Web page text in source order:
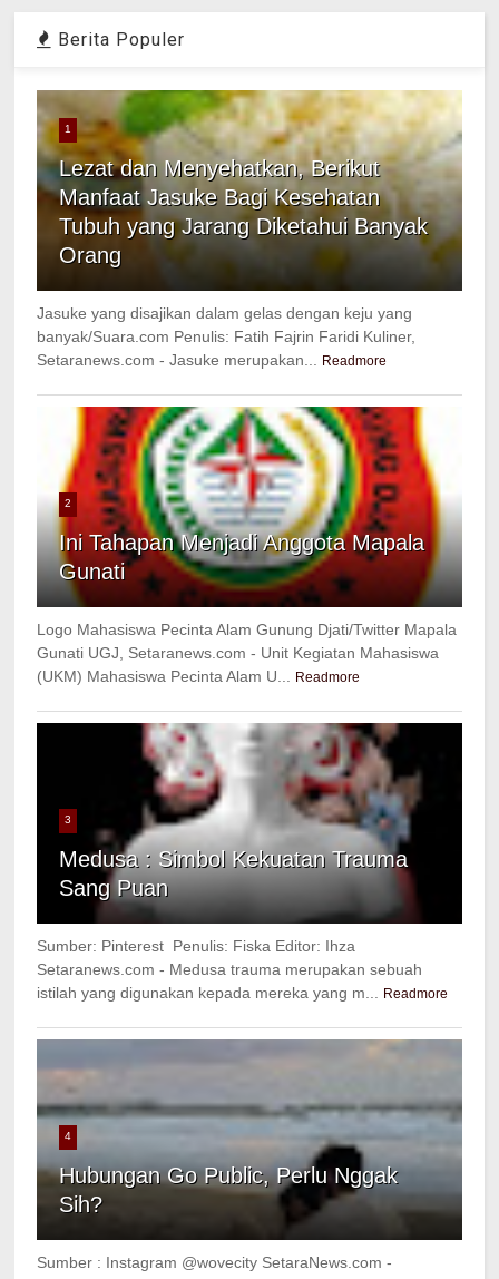
Berita Populer
1
Lezat dan Menyehatkan, Berikut
Manfaat Jasuke Bagi Kesehatan
Tubuh yang Jarang Diketahui Banyak
Orang
Jasuke yang disajikan dalam gelas dengan keju yang
banyak/Suara.com Penulis: Fatih Fajrin Faridi Kuliner,
Setaranews.com - Jasuke merupakan...
Readmore
2
Ini Tahapan Menjadi Anggota Mapala
Gunati
Logo Mahasiswa Pecinta Alam Gunung Djati/Twitter Mapala
Gunati UGJ, Setaranews.com - Unit Kegiatan Mahasiswa
(UKM) Mahasiswa Pecinta Alam U...
Readmore
3
Medusa : Simbol Kekuatan Trauma
Sang Puan
Sumber: Pinterest Penulis: Fiska Editor: Ihza
Setaranews.com - Medusa trauma merupakan sebuah
istilah yang digunakan kepada mereka yang m...
Readmore
4
Hubungan Go Public, Perlu Nggak
Sih?
Sumber : Instagram @wovecity SetaraNews.com -